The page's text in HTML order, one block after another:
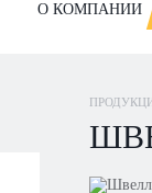
О КОМПАНИИ